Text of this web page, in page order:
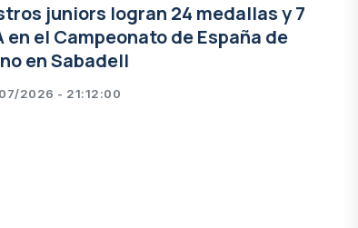
juniors logran 24 medallas y 7
en el Campeonato de España de
en Sabadell
2026 - 21:12:00